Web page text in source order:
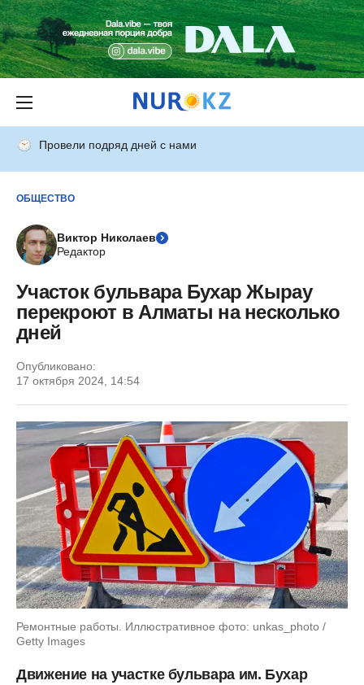
Провели подряд дней с нами
ОБЩЕСТВО
Виктор Николаев
Редактор
Участок бульвара Бухар Жырау
перекроют в Алматы на несколько
дней
Опубликовано:
17 октября 2024, 14:54
Ремонтные работы. Иллюстративное фото: unkas_photo /
Getty Images
Движение на участке бульвара им. Бухар